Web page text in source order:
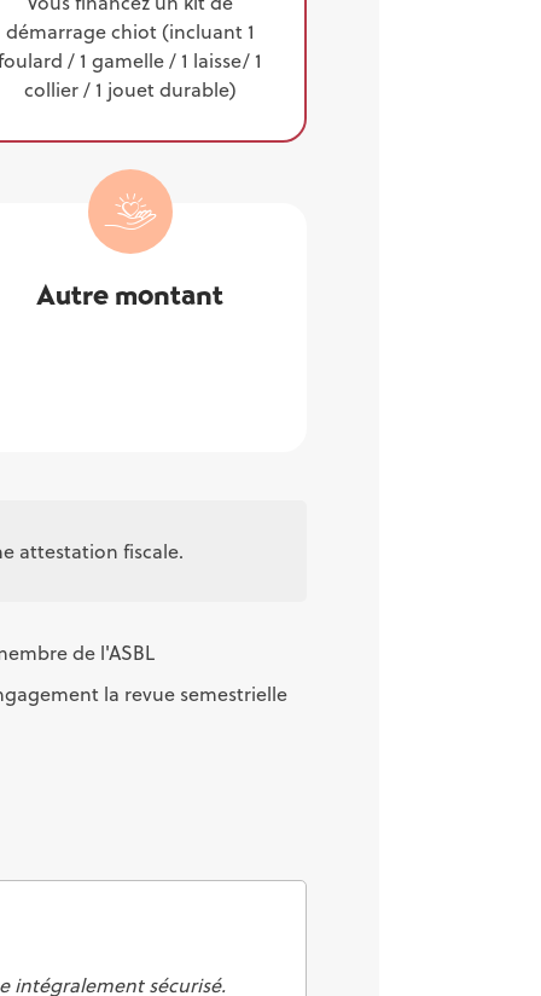
démarrage chiot(incluant 1
/ 1 gamelle / 1 laisse/ 1
collier / 1 jouet durable)
Autre montant
attestation fiscale.
de l'ASBL
la revue semestrielle
intégralement sécurisé.